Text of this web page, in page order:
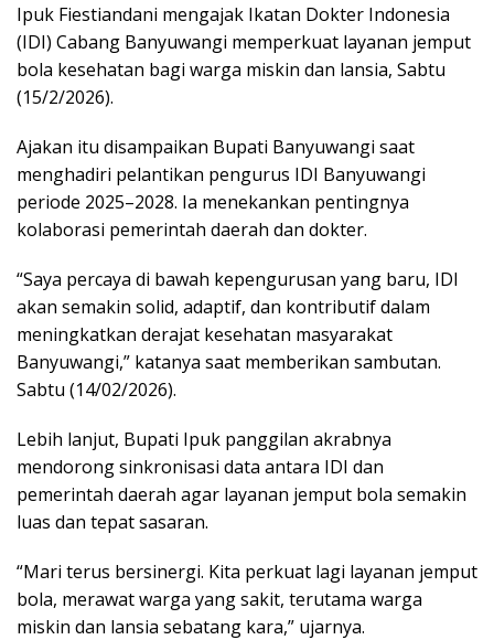
Ipuk Fiestiandani mengajak Ikatan Dokter Indonesia
(IDI) Cabang Banyuwangi memperkuat layanan jemput
bola kesehatan bagi warga miskin dan lansia, Sabtu
(15/2/2026).
Ajakan itu disampaikan Bupati Banyuwangi saat
menghadiri pelantikan pengurus IDI Banyuwangi
periode 2025–2028. Ia menekankan pentingnya
kolaborasi pemerintah daerah dan dokter.
“Saya percaya di bawah kepengurusan yang baru, IDI
akan semakin solid, adaptif, dan kontributif dalam
meningkatkan derajat kesehatan masyarakat
Banyuwangi,” katanya saat memberikan sambutan.
Sabtu (14/02/2026).
Lebih lanjut, Bupati Ipuk panggilan akrabnya
mendorong sinkronisasi data antara IDI dan
pemerintah daerah agar layanan jemput bola semakin
luas dan tepat sasaran.
“Mari terus bersinergi. Kita perkuat lagi layanan jemput
bola, merawat warga yang sakit, terutama warga
miskin dan lansia sebatang kara,” ujarnya.